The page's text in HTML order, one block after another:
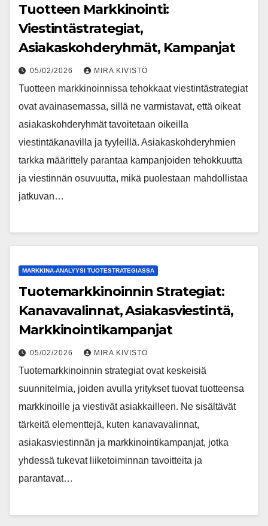
Tuotteen Markkinointi:
Viestintästrategiat,
Asiakaskohderyhmät, Kampanjat
05/02/2026 MIRA KIVISTÖ
Tuotteen markkinoinnissa tehokkaat viestintästrategiat
ovat avainasemassa, sillä ne varmistavat, että oikeat
asiakaskohderyhmät tavoitetaan oikeilla
viestintäkanavilla ja tyyleillä. Asiakaskohderyhmien
tarkka määrittely parantaa kampanjoiden tehokkuutta
ja viestinnän osuvuutta, mikä puolestaan mahdollistaa
jatkuvan…
MARKKINA-ANALYYSI TUOTESTRATEGIASSA
Tuotemarkkinoinnin Strategiat:
Kanavavalinnat, Asiakasviestintä,
Markkinointikampanjat
05/02/2026 MIRA KIVISTÖ
Tuotemarkkinoinnin strategiat ovat keskeisiä
suunnitelmia, joiden avulla yritykset tuovat tuotteensa
markkinoille ja viestivät asiakkailleen. Ne sisältävät
tärkeitä elementtejä, kuten kanavavalinnat,
asiakasviestinnän ja markkinointikampanjat, jotka
yhdessä tukevat liiketoiminnan tavoitteita ja
parantavat…